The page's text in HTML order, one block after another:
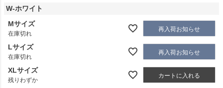
W-ホワイト
Mサイズ
在庫切れ
再入荷お知らせ
Lサイズ
在庫切れ
再入荷お知らせ
XLサイズ
残りわずか
カートに入れる